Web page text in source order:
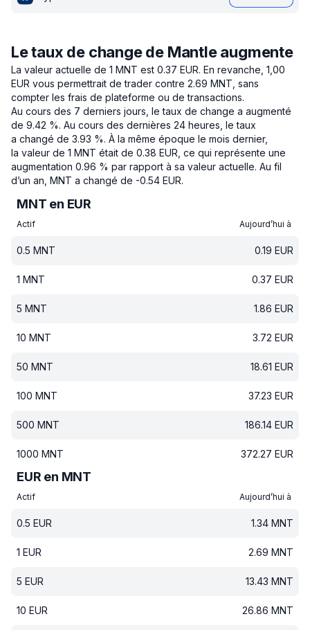
Le taux de change de Mantle augmente
La valeur actuelle de 1 MNT est 0.37 EUR. En revanche, 1,00
EUR vous permettrait de trader contre 2.69 MNT, sans
compter les frais de plateforme ou de transactions.
Au cours des 7 derniers jours, le taux de change a augmenté
de 9.42 %. Au cours des dernières 24 heures, le taux
a changé de 3.93 %. À la même époque le mois dernier,
la valeur de 1 MNT était de 0.38 EUR, ce qui représente une
augmentation 0.96 % par rapport à sa valeur actuelle. Au fil
d’un an, MNT a changé de -0.54 EUR.
MNT en EUR
Actif Aujourd’hui à
0.5 MNT 0.19 EUR
1 MNT 0.37 EUR
5 MNT 1.86 EUR
10 MNT 3.72 EUR
50 MNT 18.61 EUR
100 MNT 37.23 EUR
500 MNT 186.14 EUR
1000 MNT 372.27 EUR
EUR en MNT
Actif Aujourd’hui à
0.5 EUR 1.34 MNT
1 EUR 2.69 MNT
5 EUR 13.43 MNT
10 EUR 26.86 MNT